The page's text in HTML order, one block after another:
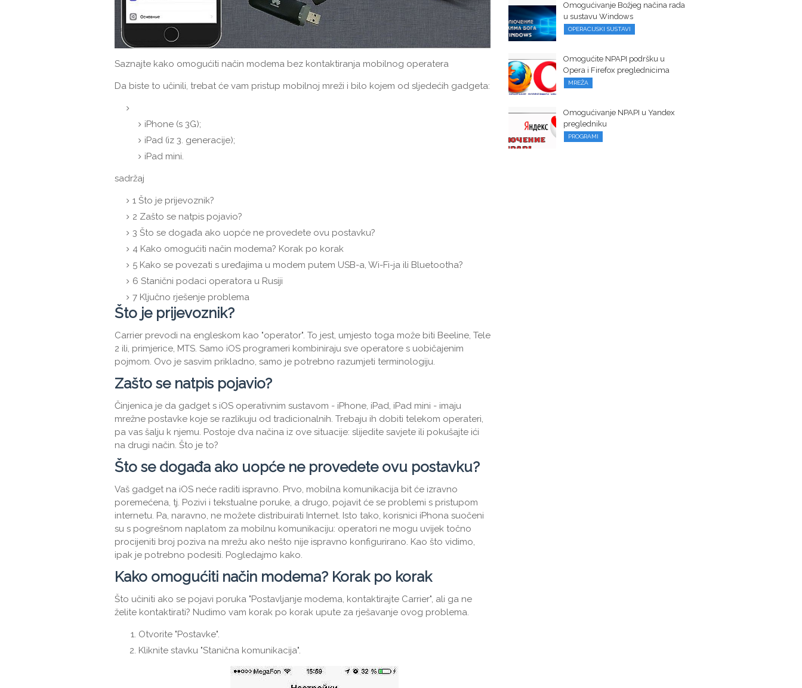
Saznajte kako omogućiti način modema bez kontaktiranja mobilnog operatera
Da biste to učinili, trebat će vam pristup mobilnoj mreži i bilo kojem od sljedećih gadgeta:
iPhone (s 3G);
iPad (iz 3. generacije);
iPad mini.
sadržaj
1 Što je prijevoznik?
2 Zašto se natpis pojavio?
3 Što se događa ako uopće ne provedete ovu postavku?
4 Kako omogućiti način modema? Korak po korak
5 Kako se povezati s uređajima u modem putem USB-a, Wi-Fi-ja ili Bluetootha?
6 Stanični podaci operatora u Rusiji
7 Ključno rješenje problema
Što je prijevoznik?
Carrier prevodi na engleskom kao "operator". To jest, umjesto toga može biti Beeline, Tele
2 ili, primjerice, MTS. Samo iOS programeri kombiniraju sve operatore s uobičajenim
pojmom. Ovo je sasvim prikladno, samo je potrebno razumjeti terminologiju.
Zašto se natpis pojavio?
Činjenica je da gadget s iOS operativnim sustavom - iPhone, iPad, iPad mini - imaju
mrežne postavke koje se razlikuju od tradicionalnih. Trebaju ih dobiti telekom operateri,
pa vas šalju k njemu. Postoje dva načina iz ove situacije: slijedite savjete ili pokušajte ići
na drugi način. Što je to?
Što se događa ako uopće ne provedete ovu postavku?
Vaš gadget na iOS neće raditi ispravno. Prvo, mobilna komunikacija bit će izravno
poremećena, tj. Pozivi i tekstualne poruke, a drugo, pojavit će se problemi s pristupom
internetu. Pa, naravno, ne možete distribuirati Internet. Isto tako, korisnici iPhona suočeni
su s pogrešnom naplatom za mobilnu komunikaciju: operatori ne mogu uvijek točno
procijeniti broj poziva na mrežu ako nešto nije ispravno konfigurirano. Kao što vidimo,
ipak je potrebno podesiti. Pogledajmo kako.
Kako omogućiti način modema? Korak po korak
Što učiniti ako se pojavi poruka "Postavljanje modema, kontaktirajte Carrier", ali ga ne
želite kontaktirati? Nudimo vam korak po korak upute za rješavanje ovog problema.
Otvorite "Postavke".
Kliknite stavku "Stanična komunikacija".
Omogućivanje Božjeg načina rada
u sustavu Windows
OPERACIJSKI SUSTAVI
Omogućite NPAPI podršku u
Opera i Firefox preglednicima
MREŽA
Omogućivanje NPAPI u Yandex
pregledniku
PROGRAMI